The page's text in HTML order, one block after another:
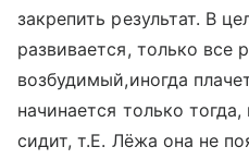
закрепить результат. В
развивается, только все
возбудимый,иногда
начинается только
сидит, т.Е. Лёжа она не